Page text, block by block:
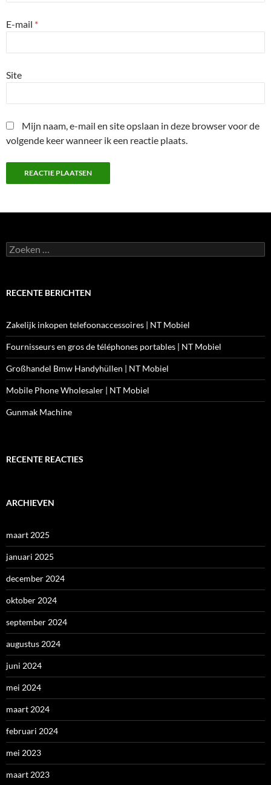
E-mail *
Site
Mijn naam, e-mail en site opslaan in deze browser voor de
volgende keer wanneer ik een reactie plaats.
Zoeken
naar:
RECENTE BERICHTEN
Zakelijk inkopen telefoonaccessoires | NT Mobiel
Fournisseurs en gros de téléphones portables | NT Mobiel
Großhandel Bmw Handyhüllen | NT Mobiel
Mobile Phone Wholesaler | NT Mobiel
Gunmak Machine
RECENTE REACTIES
ARCHIEVEN
maart 2025
januari 2025
december 2024
oktober 2024
september 2024
augustus 2024
juni 2024
mei 2024
maart 2024
februari 2024
mei 2023
maart 2023